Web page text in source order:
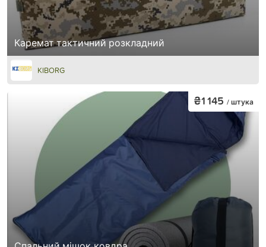
Каремат тактичний розкладний
KIBORG
₴1 145 / штука